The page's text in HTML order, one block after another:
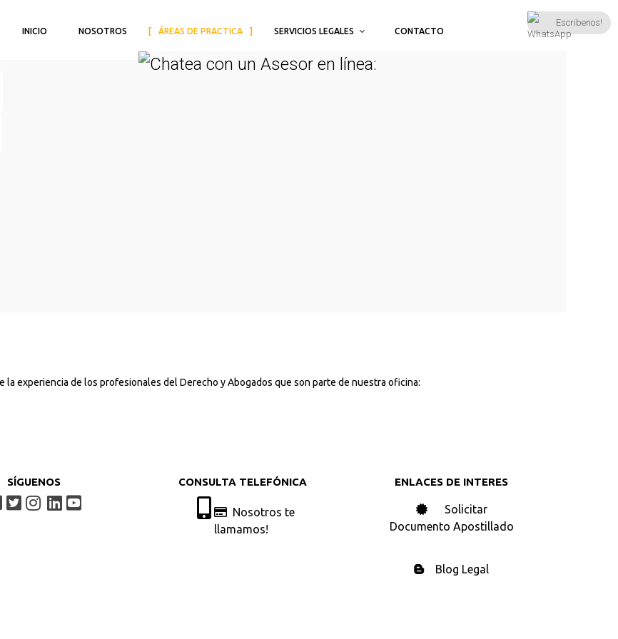
INICIO NOSOTROS ÁREAS DE PRACTICA SERVICIOS LEGALES CONTACTO
experiencia de los profesionales del Derecho y Abogados que son parte de nuestra oficina:
SÍGUENOS CONSULTA TELEFÓNICA
Nosotros te
llamamos!
ENLACES DE INTERES
Solicitar
Documento Apostillado
Blog Legal
Escribenos!